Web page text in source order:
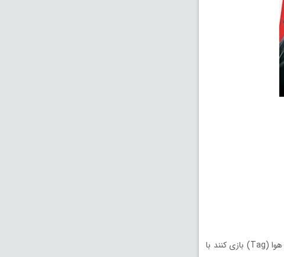
هوا (Tag) بازی کنند با